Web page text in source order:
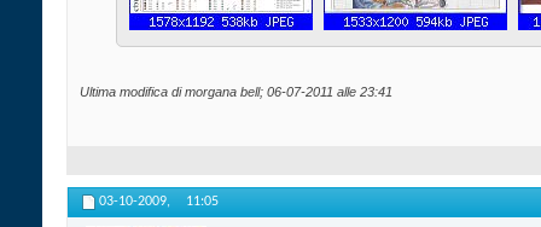
Ultima modifica di morgana bell; 06-07-2011 alle 23:41
03-10-2009, 11:05